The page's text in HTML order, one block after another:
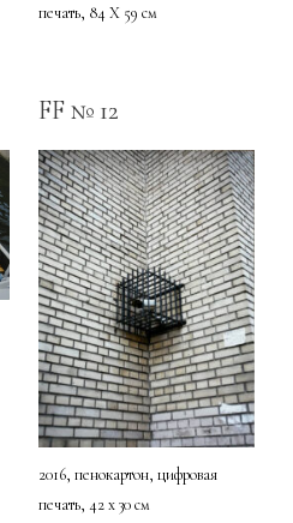
печать, 84 Х 59 см
FF № 12
2016, пенокартон, цифровая
печать, 42 х 30 см